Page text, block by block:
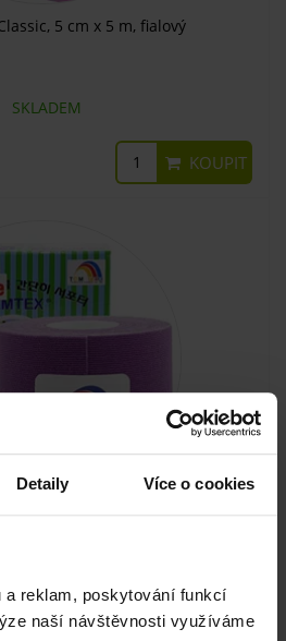
Detaily Více o cookies
a reklam, poskytování funkcí
naší návštěvnosti využíváme
5 cm x 5 m, fialový
SKLADEM
KOUPIT
5 cm x 5 m, fialový
SKLADEM